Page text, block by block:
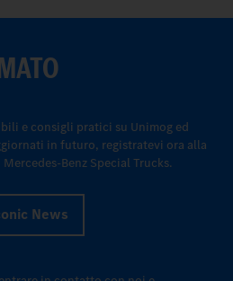
e consigli pratici su Unimog ed
in futuro, registratevi ora alla
Benz Special Trucks.
News